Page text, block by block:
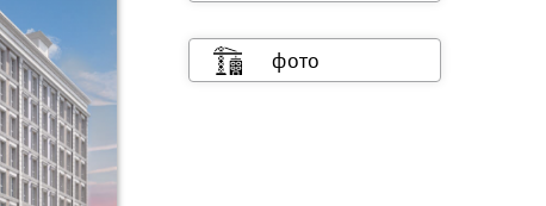
фото